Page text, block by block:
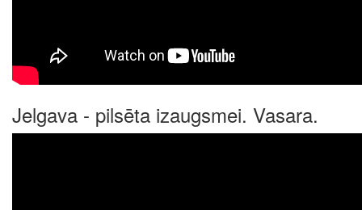
Jelgava - pilsēta izaugsmei. Vasara.